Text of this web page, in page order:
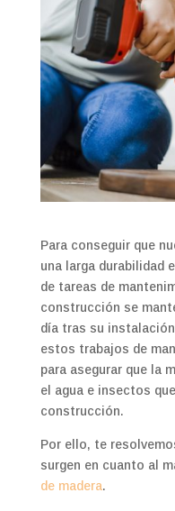
Para conseguir que
una larga durabilidad
de tareas de
construcción se
día tras su
estos trabajos de
para asegurar que la
el agua e insectos
construcción.
Por ello, te
surgen en cuanto al
de madera.